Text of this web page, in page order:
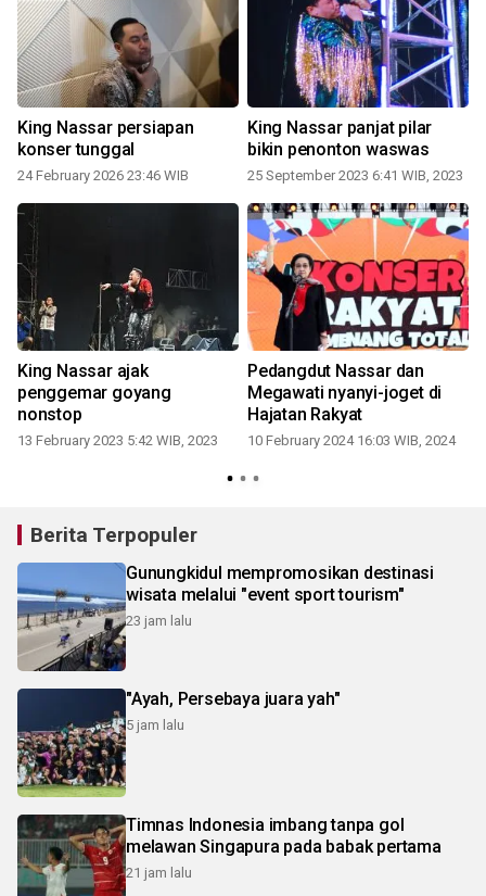
King Nassar persiapan
konser tunggal
24 February 2026 23:46 WIB
King Nassar panjat pilar
bikin penonton waswas
25 September 2023 6:41 WIB, 2023
King Nassar ajak
penggemar goyang
nonstop
13 February 2023 5:42 WIB, 2023
Pedangdut Nassar dan
Megawati nyanyi-joget di
Hajatan Rakyat
10 February 2024 16:03 WIB, 2024
Berita Terpopuler
Gunungkidul mempromosikan destinasi
wisata melalui "event sport tourism"
23 jam lalu
"Ayah, Persebaya juara yah"
5 jam lalu
Timnas Indonesia imbang tanpa gol
melawan Singapura pada babak pertama
21 jam lalu